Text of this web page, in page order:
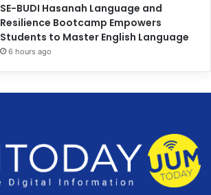
SE-BUDI Hasanah Language and
Resilience Bootcamp Empowers
Students to Master English Language
6 hours ago